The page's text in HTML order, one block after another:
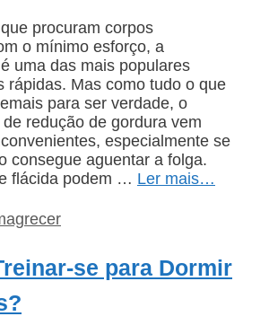
procuram corpos
o mínimo esforço, a
uma das mais populares
rápidas. Mas como tudo o que
para ser verdade, o
redução de gordura vem
especialmente se
consegue aguentar a folga.
flácida podem … Ler mais…
se para Dormir